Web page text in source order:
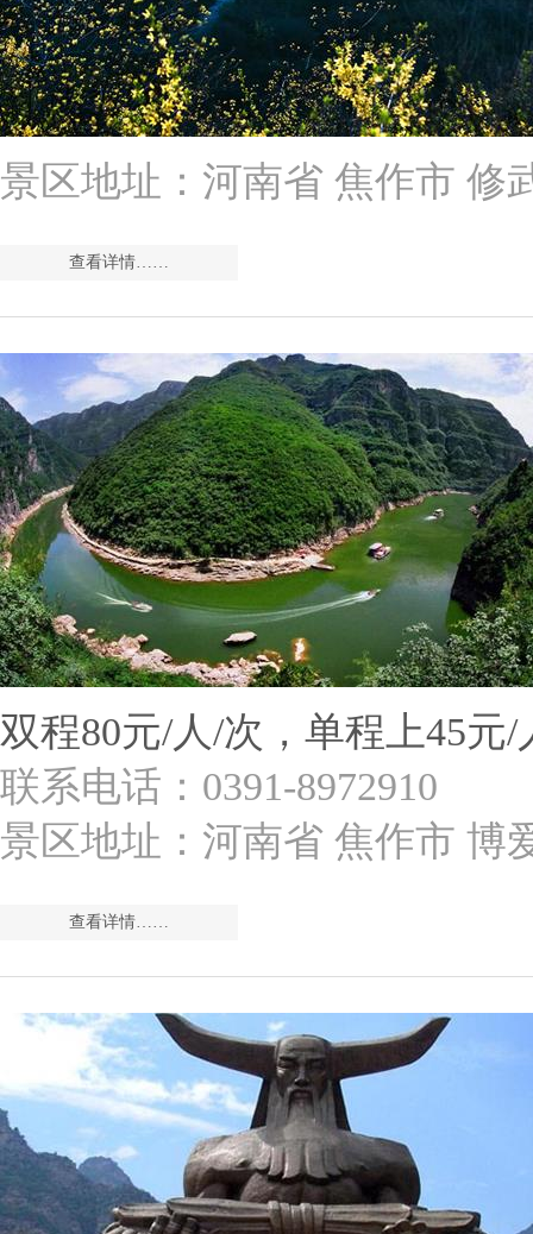
景区地址：河南省 焦作市 修
查看详情……
双程80元/人/次，单程上45元
联系电话：0391-8972910
景区地址：河南省 焦作市 博
查看详情……